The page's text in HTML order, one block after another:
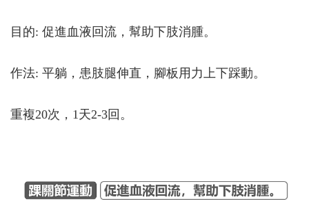
目的: 促進血液回流，幫助下肢消腫。
作法: 平躺，患肢腿伸直，腳板用力上下踩動。
重複20次，1天2-3回。